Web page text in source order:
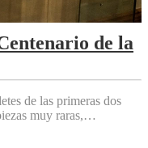
de la
de las primeras dos
muy raras,…